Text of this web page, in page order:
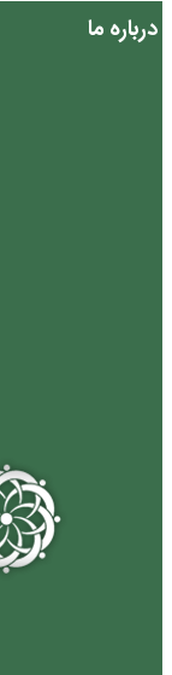
درباره ما